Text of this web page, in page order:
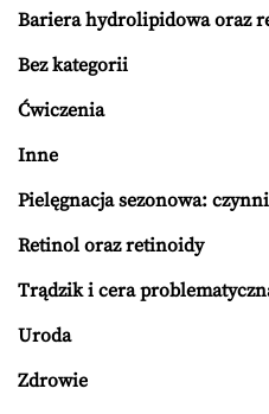
Bariera hydrolipidowa oraz
Bez kategorii
Ćwiczenia
Inne
Pielęgnacja sezonowa:
Retinol oraz retinoidy
Trądzik i cera
Uroda
Zdrowie